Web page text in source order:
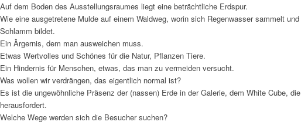
Auf dem Boden des Ausstellungsraumes liegt eine beträchtliche Erdspur.
Wie eine ausgetretene Mulde auf einem Waldweg, worin sich Regenwasser sammelt und
Schlamm bildet.
Ein Ärgernis, dem man ausweichen muss.
Etwas Wertvolles und Schönes für die Natur, Pflanzen Tiere.
Ein Hindernis für Menschen, etwas, das man zu vermeiden versucht.
Was wollen wir verdrängen, das eigentlich normal ist?
Es ist die ungewöhnliche Präsenz der (nassen) Erde in der Galerie, dem White Cube, die
herausfordert.
Welche Wege werden sich die Besucher suchen?